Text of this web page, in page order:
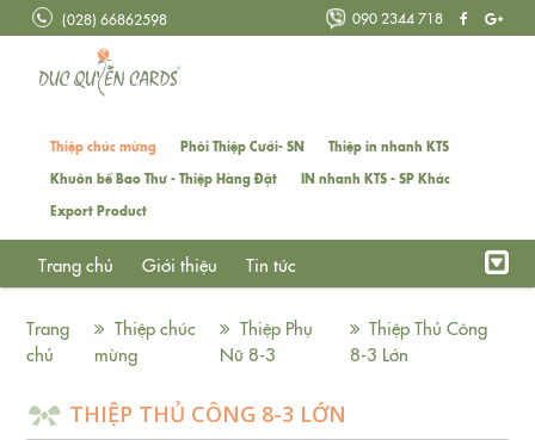
(028) 66862598 090 2344 718
Thiệp chúc mừng Phôi Thiệp Cưới- SN
Thiệp in nhanh KTS
Khuôn bế Bao Thư - Thiệp Hàng Đặt
IN nhanh KTS - SP Khác
Export Product
Trang chủ Giới thiệu Tin tức
Trang
chủ
Thiệp chúc
mừng
Thiệp Phụ
Nữ 8-3
Thiệp Thủ Công
8-3 Lớn
THIỆP THỦ CÔNG 8-3 LỚN